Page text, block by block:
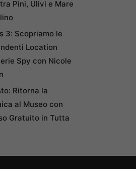
Pini, Ulivi e Mare
3: Scopriamo le
Location
Spy con Nicole
Ritorna la
al Museo con
Gratuito in Tutta